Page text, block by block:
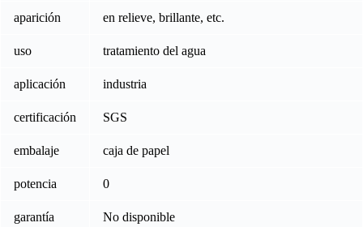
aparición en relieve, brillante, etc.
uso tratamiento del agua
aplicación industria
certificación SGS
embalaje caja de papel
potencia 0
garantía No disponible